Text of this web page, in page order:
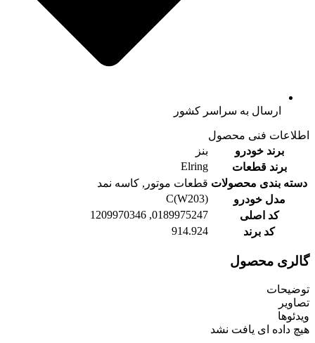
ارسال به سراسر کشور
اطلاعات فنی محصول
برند خودرو
بنز
برند قطعات
Elring
دسته بندی محصولات قطعات موتور, کاسه نمد
مدل خودرو
C(W203)
کد اصلی
0189975247, 1209970346
کد برند
914.924
گالری محصول
توضیحات
تصاویر
ویدئوها
هیچ داده ای یافت نشد